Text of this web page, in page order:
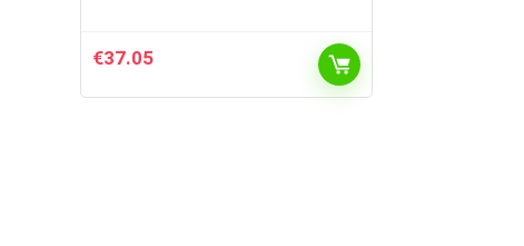
€37.05